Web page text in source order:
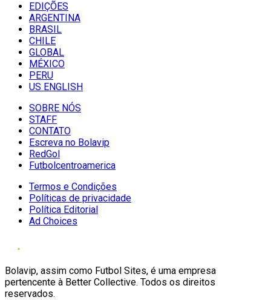
EDIÇÕES
ARGENTINA
BRASIL
CHILE
GLOBAL
MÉXICO
PERU
US ENGLISH
SOBRE NÓS
STAFF
CONTATO
Escreva no Bolavip
RedGol
Futbolcentroamerica
Termos e Condições
Políticas de privacidade
Política Editorial
Ad Choices
Bolavip, assim como Futbol Sites, é uma empresa
pertencente à Better Collective. Todos os direitos
reservados.